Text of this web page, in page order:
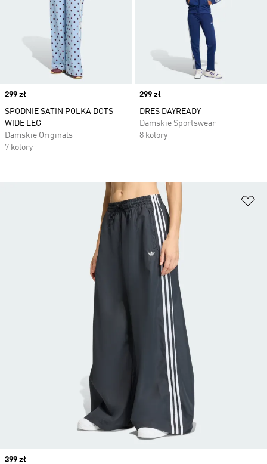
Price
299 zł
SPODNIE SATIN POLKA DOTS
WIDE LEG
Damskie Originals
7 kolory
Price
299 zł
DRES DAYREADY
Damskie Sportswear
8 kolory
Price
399 zł